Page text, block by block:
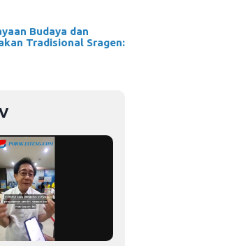
Budaya dan
Tradisional Sragen: